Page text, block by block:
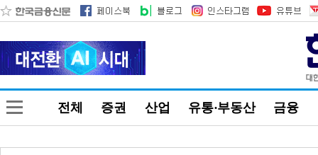
전체 증권 산업 유통·부동산 금융